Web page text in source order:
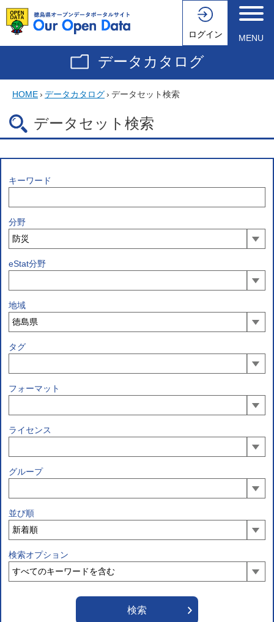
ログイン MENU
データカタログ
HOME› データカタログ› データセット検索
データセット検索
キーワード
分野
eStat分野
地域
タグ
フォーマット
ライセンス
グループ
並び順
検索オプション